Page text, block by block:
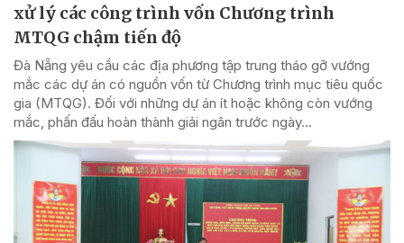
xử lý các công trình vốn Chương trình
MTQG chậm tiến độ
Đà Nẵng yêu cầu các địa phương tập trung tháo gỡ vướng
mắc các dự án có nguồn vốn từ Chương trình mục tiêu quốc
gia (MTQG). Đối với những dự án ít hoặc không còn vướng
mắc, phấn đấu hoàn thành giải ngân trước ngày...